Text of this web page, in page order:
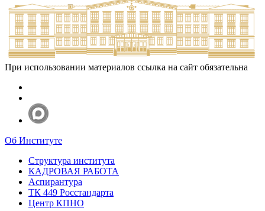
При использовании материалов ссылка на сайт обязательна
Об Институте
Структура института
КАДРОВАЯ РАБОТА
Аспирантура
ТК 449 Росстандарта
Центр КПНО